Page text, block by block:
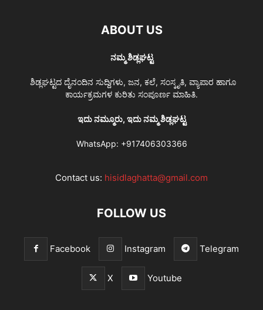
ABOUT US
ನಮ್ಮ ಶಿಡ್ಲಘಟ್ಟ
ಶಿಡ್ಲಘಟ್ಟದ ದೈನಂದಿನ ಸುದ್ದಿಗಳು, ಜನ, ಕಲೆ, ಸಂಸ್ಕೃತಿ, ವ್ಯಾಪಾರ ಹಾಗೂ
ಕಾರ್ಯಕ್ರಮಗಳ ಕುರಿತು ಸಂಪೂರ್ಣ ಮಾಹಿತಿ.
ಇದು ನಮ್ಮೂರು, ಇದು ನಮ್ಮ ಶಿಡ್ಲಘಟ್ಟ
WhatsApp: +917406303366
Contact us: hisidlaghatta@gmail.com
FOLLOW US
Facebook Instagram Telegram
X Youtube